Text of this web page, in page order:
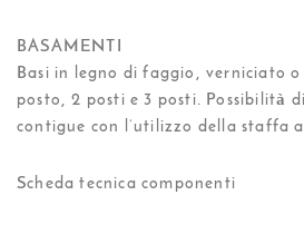
BASAMENTI
Basi in legno di faggio, verniciato o
posto, 2 posti e 3 posti. Possibilità
contigue con l’utilizzo della staffa
Scheda tecnica componenti